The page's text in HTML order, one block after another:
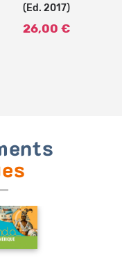
(Ed. 2017)
26,00 €